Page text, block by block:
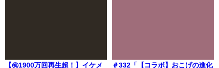
【㊗️1900万回再生超！】イケメ
＃332「【コラボ】おこげの進化